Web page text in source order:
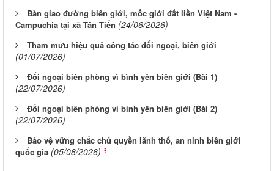
Bàn giao đường biên giới, mốc giới đất liền Việt Nam -
Campuchia tại xã Tân Tiến (24/06/2026)
Tham mưu hiệu quả công tác đối ngoại, biên giới
(01/07/2026)
Đối ngoại biên phòng vì bình yên biên giới (Bài 1)
(22/07/2026)
Đối ngoại biên phòng vì bình yên biên giới (Bài 2)
(22/07/2026)
Bảo vệ vững chắc chủ quyền lãnh thổ, an ninh biên giới
quốc gia (05/08/2026)